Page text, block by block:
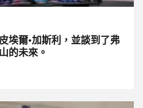
埃爾·加斯利，並談到了弗
的未來。